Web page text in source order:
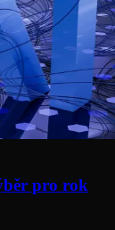
pro rok